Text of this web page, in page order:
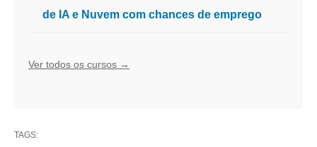
de IA e Nuvem com chances de emprego
Ver todos os cursos →
TAGS: